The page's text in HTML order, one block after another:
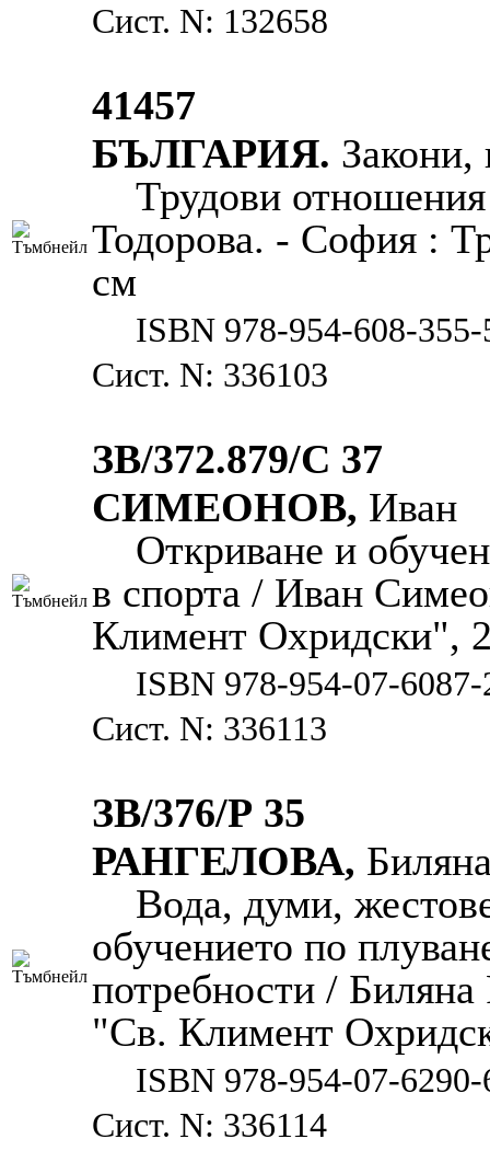
Сист. N: 132658
41457
БЪЛГАРИЯ. Закони,
Трудови
Тодорова. - София :
см
ISBN 978-954-608-355-
Сист. N: 336103
ЗВ/372.879/С 37
СИМЕОНОВ, Иван
Откриване и
в спорта / Иван
Климент Охридски",
ISBN 978-954-07-6087-
Сист. N: 336113
ЗВ/376/Р 35
РАНГЕЛОВА,
Вода, думи,
обучението по
потребности /
"Св. Климент
ISBN 978-954-07-6290-
Сист. N: 336114